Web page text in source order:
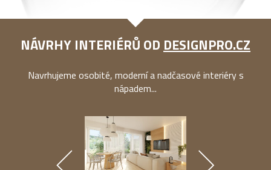
NÁVRHY INTERIÉRŮ OD DESIGNPRO.CZ
Navrhujeme osobité, moderní a nadčasové interiéry s
nápadem...